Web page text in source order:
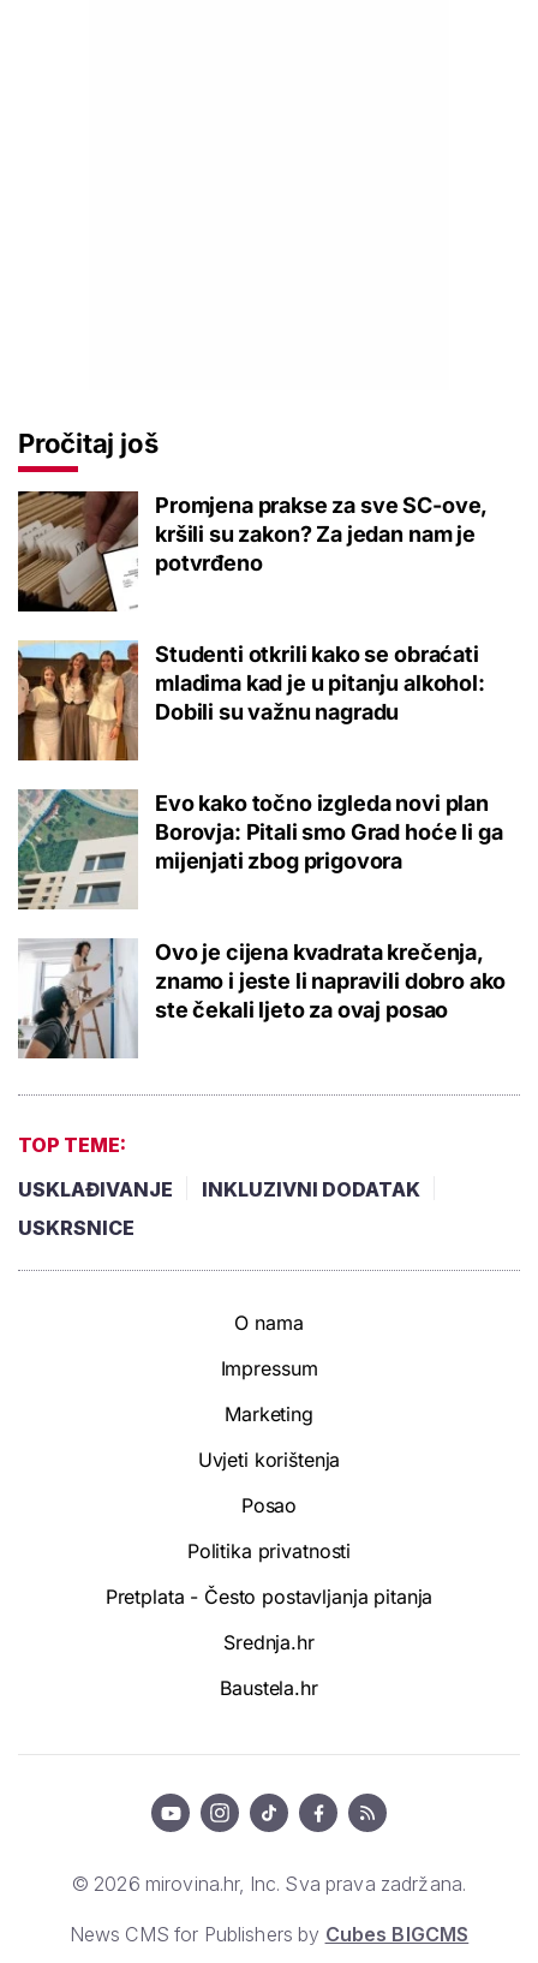
Pročitaj još
Promjena prakse za sve SC-ove,
kršili su zakon? Za jedan nam je
potvrđeno
Studenti otkrili kako se obraćati
mladima kad je u pitanju alkohol:
Dobili su važnu nagradu
Evo kako točno izgleda novi plan
Borovja: Pitali smo Grad hoće li ga
mijenjati zbog prigovora
Ovo je cijena kvadrata krečenja,
znamo i jeste li napravili dobro ako
ste čekali ljeto za ovaj posao
TOP TEME:
USKLAĐIVANJE
INKLUZIVNI DODATAK
USKRSNICE
O nama
Impressum
Marketing
Uvjeti korištenja
Posao
Politika privatnosti
Pretplata - Često postavljanja pitanja
Srednja.hr
Baustela.hr
© 2026 mirovina.hr, Inc. Sva prava zadržana.
News CMS for Publishers by Cubes BIGCMS